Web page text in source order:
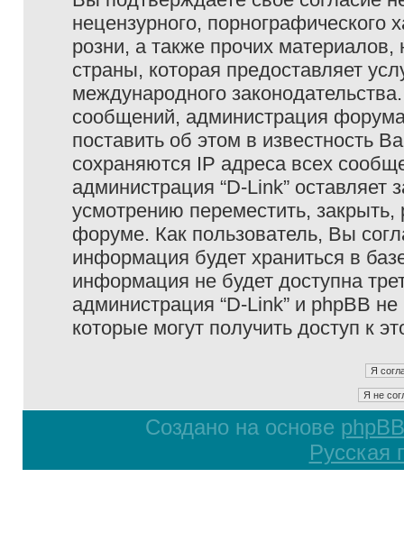
нецензурного, порнографического
розни, а также прочих
страны, которая предоставляет
международного
сообщений, администрация
поставить об этом в известность
сохраняются IP адреса всех
администрация “D-Link”
усмотрению переместить,
форуме. Как пользователь, Вы
информация будет храниться в
информация не будет доступна
администрация “D-Link” и phpBB
которые могут получить доступ к
Создано на основе phpBB
Русская